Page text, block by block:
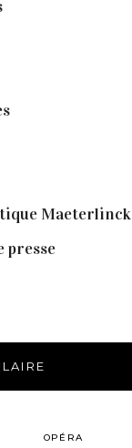
Maeterlinck
presse
OPÉRA